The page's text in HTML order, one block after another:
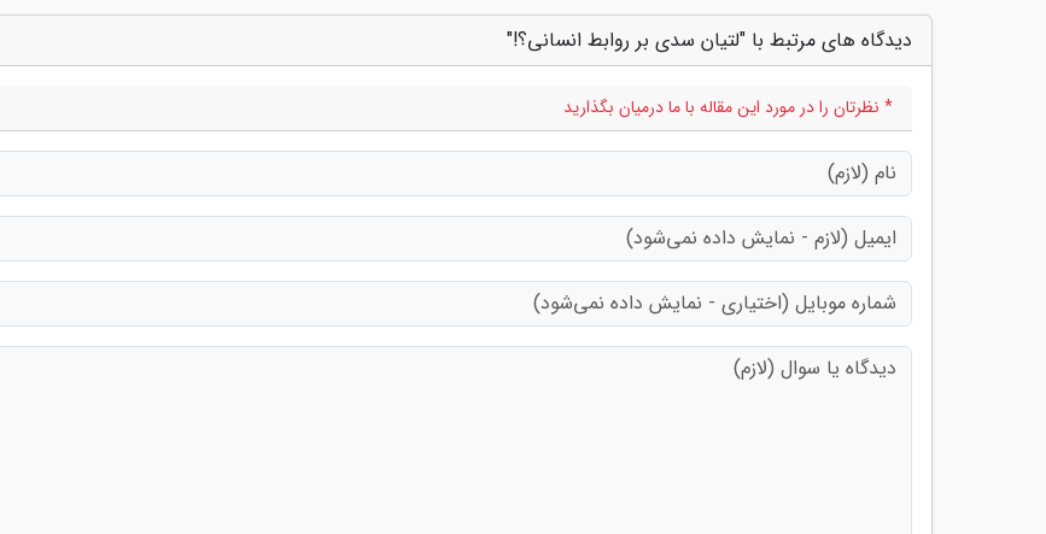
دیدگاه های مرتبط با "لتیان سدی بر روابط انسانی؟!"
* نظرتان را در مورد این مقاله با ما درمیان بگذارید